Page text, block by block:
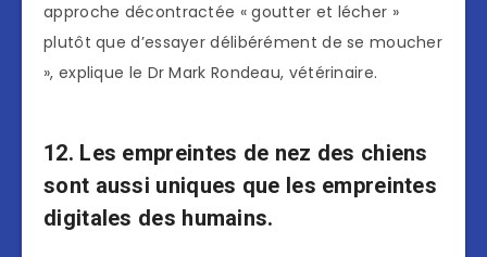
approche décontractée « goutter et lécher »
plutôt que d’essayer délibérément de se moucher
», explique le Dr Mark Rondeau, vétérinaire.
12. Les empreintes de nez des chiens
sont aussi uniques que les empreintes
digitales des humains.